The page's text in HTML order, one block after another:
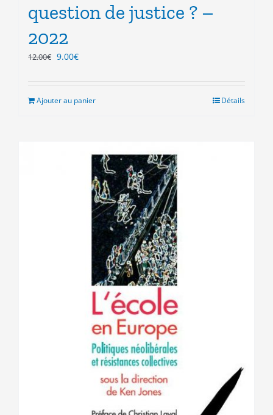
question de justice ? –
2022
12.00€ Le
9.00€Le
est :
Ajouter au panier Détails